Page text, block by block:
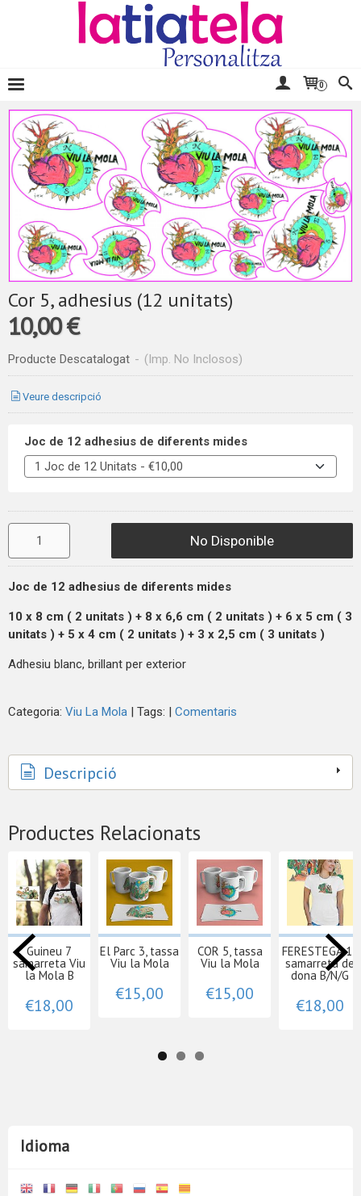
0
Idioma
Cor 5, adhesius (12 unitats)
10,00 €
Producte Descatalogat - (Imp. No Inclosos)
Veure descripció
Joc de 12 adhesius de diferents mides
No Disponible
Joc de 12 adhesius de diferents mides
10 x 8 cm ( 2 unitats ) + 8 x 6,6 cm ( 2 unitats ) + 6 x 5 cm ( 3
unitats ) + 5 x 4 cm ( 2 unitats ) + 3 x 2,5 cm ( 3 unitats )
Adhesiu blanc, brillant per exterior
Categoria: Viu La Mola | Tags: | Comentaris
Descripció
Productes Relacionats
Guineu 7
samarreta Viu
la Mola B
€18,00
El Parc 3, tassa
Viu la Mola
€15,00
COR 5, tassa
Viu la Mola
€15,00
FERESTEGA 13
samarreta de
dona B/N/G
€18,00